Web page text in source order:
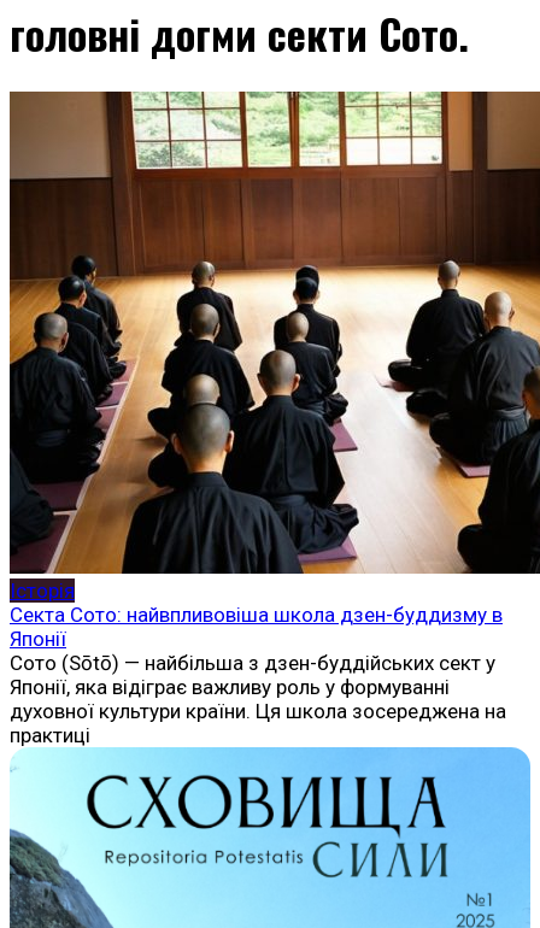
головні догми секти Сото.
Історія
Секта Сото: найвпливовіша школа дзен-буддизму в
Японії
Сото (Sōtō) — найбільша з дзен-буддійських сект у
Японії, яка відіграє важливу роль у формуванні
духовної культури країни. Ця школа зосереджена на
практиці